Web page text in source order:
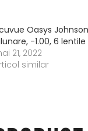
Oasys
-1.00, 6
21, 2022
similar